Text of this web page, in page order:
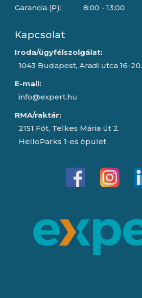
Garancia (P):
8:00 - 13:00
Kapcsolat
Iroda/ügyfélszolgálat:
1043 Budapest, Aradi utca 16-20.
E-mail:
info@expert.hu
RMA/raktár:
2151 Fót, Telkes Mária út 2.
HelloParks 1-es épület